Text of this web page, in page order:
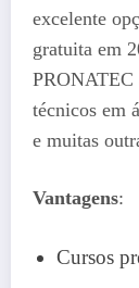
excelente
gratuita em
PRONATEC
técnicos em
e muitas
Vantagens:
Cursos